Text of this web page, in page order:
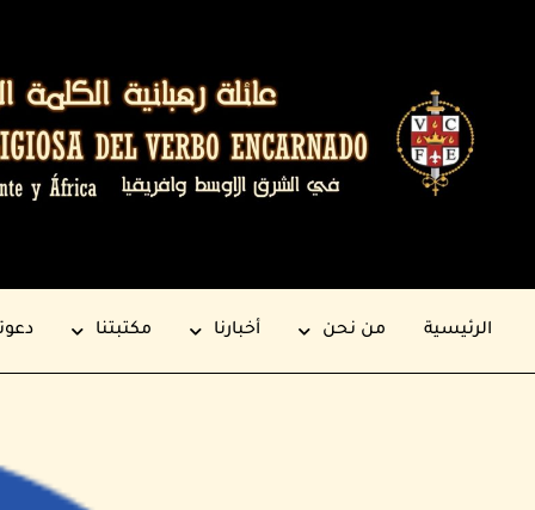
الرئيسية من نحن أخبارنا مكتبتنا